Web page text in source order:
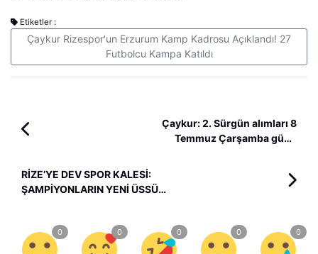
Etiketler :
Çaykur Rizespor'un Erzurum Kamp Kadrosu Açıklandı! 27
Futbolcu Kampa Katıldı
Çaykur: 2. Sürgün alımları 8
Temmuz Çarşamba günü
RİZE’YE DEV SPOR KALESİ:
ŞAMPİYONLARIN YENİ ÜSSÜ